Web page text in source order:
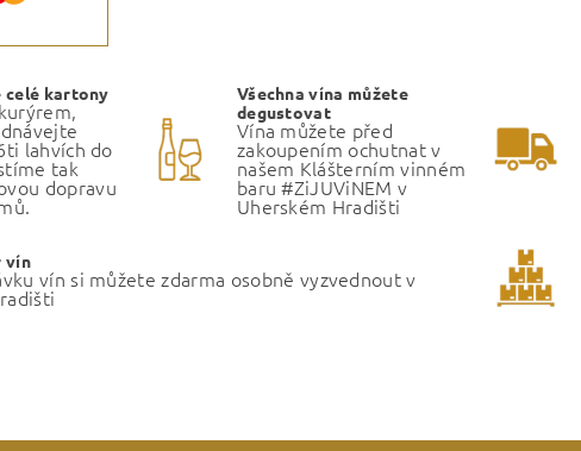
celé kartony
lahvích do
tak
dopravu
Všechna vína můžete
degustovat
Vína můžete před
zakoupením ochutnat v
našem Klášterním vinném
baru #ZiJUViNEM v
Uherském Hradišti
vín
vín si můžete zdarma osobně vyzvednout v